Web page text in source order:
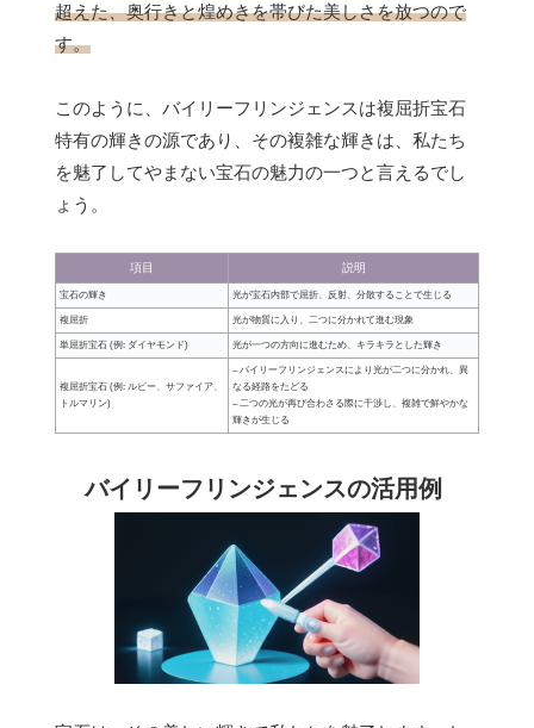
超えた、奥行きと煌めきを帯びた美しさを放つので
す。
このように、バイリーフリンジェンスは複屈折宝石
特有の輝きの源であり、その複雑な輝きは、私たち
を魅了してやまない宝石の魅力の一つと言えるでし
ょう。
項目 説明
宝石の輝き 光が宝石内部で屈折、反射、分散することで生じる
複屈折 光が物質に入り、二つに分かれて進む現象
単屈折宝石 (例: ダイヤモンド) 光が一つの方向に進むため、キラキラとした輝き
複屈折宝石 (例: ルビー、サファイア、
トルマリン)
– バイリーフリンジェンスにより光が二つに分かれ、異
なる経路をたどる
– 二つの光が再び合わさる際に干渉し、複雑で鮮やかな
輝きが生じる
バイリーフリンジェンスの活用例